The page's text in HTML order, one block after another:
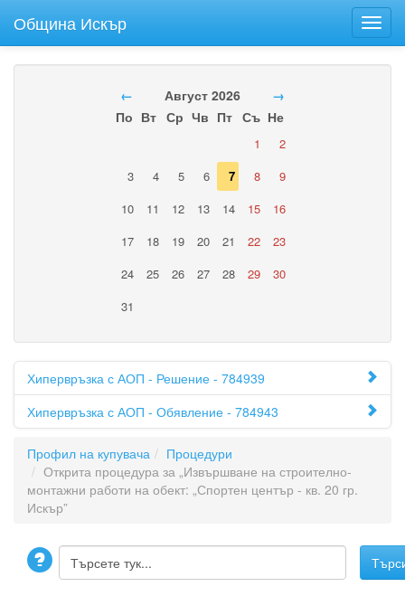
Община Искър
← Август 2026
→
По Вт Ср Чв Пт Съ Не
1
2
3
4 5 6 7 8
9
10
11 12 13 14 15
16
17
18 19 20 21 22
23
24
25 26 27 28 29
30
31
Хипервръзка с АОП - Решение - 784939
Хипервръзка с АОП - Обявление - 784943
Профил на купувача
Процедури
Открита процедура за „Извършване на строително-
монтажни работи на обект: „Спортен център - кв. 20 гр.
Искър”